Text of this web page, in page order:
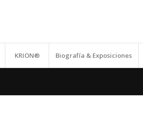
KRION® Biografía & Exposiciones